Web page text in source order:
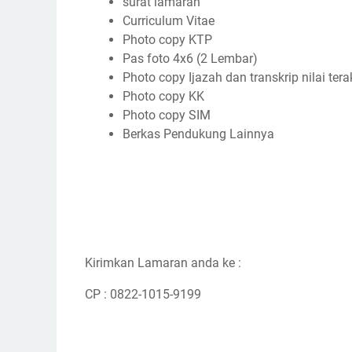
Curriculum Vitae
Photo copy KTP
Pas foto 4x6 (2 Lembar)
Photo copy Ijazah dan transkrip nilai
Photo copy KK
Photo copy SIM
Berkas Pendukung Lainnya
Kirimkan Lamaran anda ke :
CP : 0822-1015-9199